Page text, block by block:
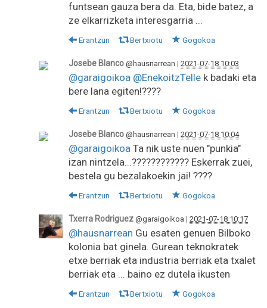
funtsean gauza bera da. Eta, bide batez, a
ze elkarrizketa interesgarria ...
Erantzun Bertxiotu Gogokoa
Josebe Blanco @hausnarrean | 2021-07-18 10:03
@garaigoikoa @EnekoitzTelle k badaki eta
bere lana egiten!????
Erantzun Bertxiotu Gogokoa
Josebe Blanco @hausnarrean | 2021-07-18 10:04
@garaigoikoa Ta nik uste nuen "punkia"
izan nintzela...???????????? Eskerrak zuei,
bestela gu bezalakoekin jai! ????
Erantzun Bertxiotu Gogokoa
Txerra Rodriguez @garaigoikoa | 2021-07-18 10:17
@hausnarrean Gu esaten genuen Bilboko
kolonia bat ginela. Gurean teknokratek
etxe berriak eta industria berriak eta txalet
berriak eta ... baino ez dutela ikusten
Erantzun Bertxiotu Gogokoa